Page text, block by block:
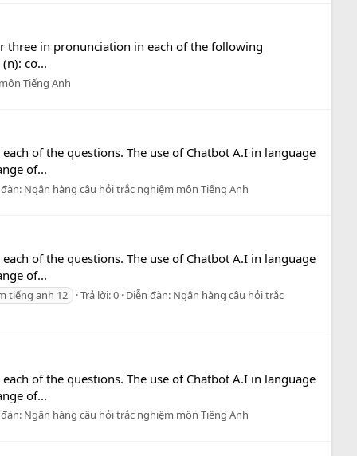
three in pronunciation in each of the following
cơ...
Tiếng Anh
of the questions. The use of Chatbot A.I in language
of...
Ngân hàng câu hỏi trắc nghiệm môn Tiếng Anh
of the questions. The use of Chatbot A.I in language
of...
tiếng anh 12 Trả lời: 0 Diễn đàn: Ngân hàng câu hỏi trắc
of the questions. The use of Chatbot A.I in language
of...
Ngân hàng câu hỏi trắc nghiệm môn Tiếng Anh